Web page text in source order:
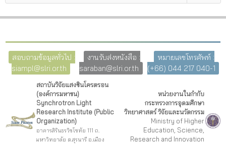
สอบถามข้อมูลทั่วไป :
siampl@slri.or.th
งานรับส่งหนังสือ :
saraban@slri.or.th
หมายเลขโทรศัพท์ :
(+66) 044 217 040-1
สถาบันวิจัยแสงซินโครตรอน
(องค์การมหาชน)
Synchrotron Light
Research Institute (Public
Organization)
อาคารสิรินธรวิชโชทัย 111 ถ.
มหาวิทยาลัย ต.สุรนารี อ.เมือง
หน่วยงานในกำกับ
กระทรวงการอุดมศึกษา
วิทยาศาสตร์ วิจัยและนวัตกรรม
Ministry of Higher
Education, Science,
Research and Innovation